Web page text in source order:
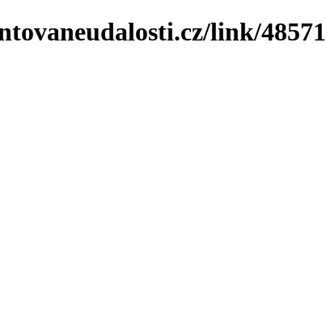
link/48571